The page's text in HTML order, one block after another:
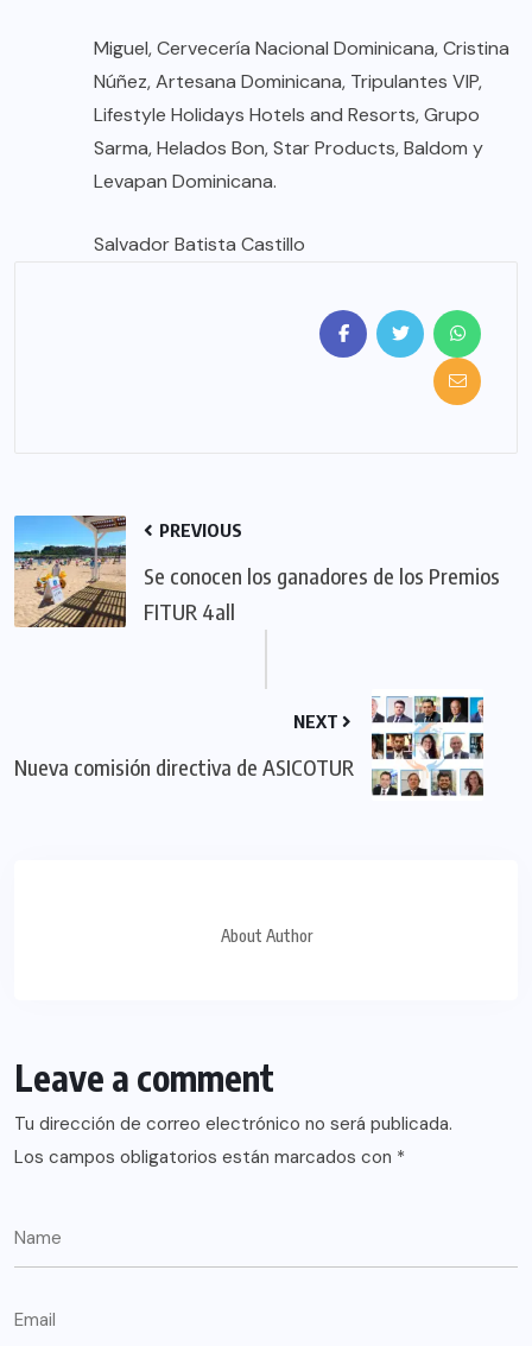
Miguel, Cervecería Nacional Dominicana, Cristina
Núñez, Artesana Dominicana, Tripulantes VIP,
Lifestyle Holidays Hotels and Resorts, Grupo
Sarma, Helados Bon, Star Products, Baldom y
Levapan Dominicana.
Salvador Batista Castillo
PREVIOUS
Se conocen los ganadores de los Premios
FITUR 4all
NEXT
Nueva comisión directiva de ASICOTUR
About Author
Leave a comment
Tu dirección de correo electrónico no será publicada.
Los campos obligatorios están marcados con *